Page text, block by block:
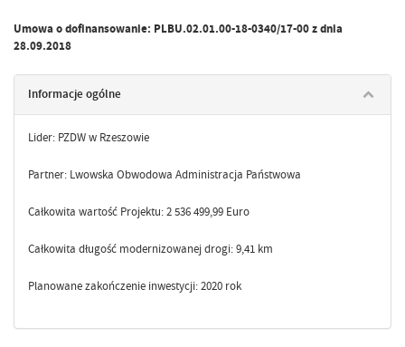
Umowa o dofinansowanie: PLBU.02.01.00-18-0340/17-00 z dnia
28.09.2018
Informacje ogólne
Lider: PZDW w Rzeszowie
Partner: Lwowska Obwodowa Administracja Państwowa
Całkowita wartość Projektu: 2 536 499,99 Euro
Całkowita długość modernizowanej drogi: 9,41 km
Planowane zakończenie inwestycji: 2020 rok